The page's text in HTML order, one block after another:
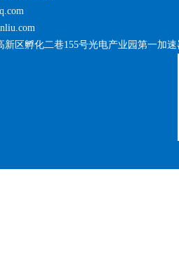
新区孵化二巷155号光电产业园第一加